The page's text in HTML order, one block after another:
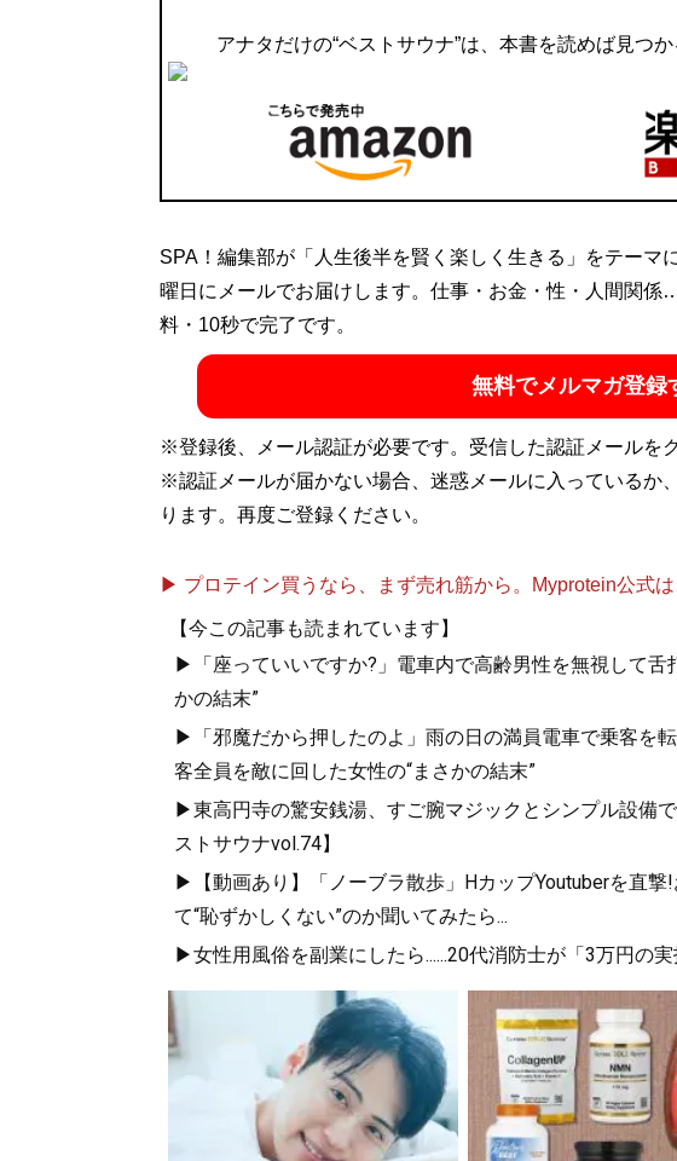
記事一覧へ
アナタだけの“ベストサウナ”は、本書を読めば見つ
SPA！編集部が「人生後半を賢く楽しく生きる」をテーマ
曜日にメールでお届けします。仕事・お金・性・人間関
料・10秒で完了です。
無料でメルマガ登
※登録後、メール認証が必要です。受信した認証メールを
※認証メールが届かない場合、迷惑メールに入っているか
ります。再度ご登録ください。
▶ プロテイン買うなら、まず売れ筋から。Myprotein公式は
【今この記事も読まれています】
▶「座っていいですか?」電車内で高齢男性を無視して舌
かの結末”
▶「邪魔だから押したのよ」雨の日の満員電車で乗客を
客全員を敵に回した女性の“まさかの結末”
▶東高円寺の驚安銭湯、すご腕マジックとシンプル設備
ストサウナvol.74】
▶【動画あり】「ノーブラ散歩」HカップYoutuberを直
て“恥ずかしくない”のか聞いてみたら...
▶女性用風俗を副業にしたら......20代消防士が「3万円の